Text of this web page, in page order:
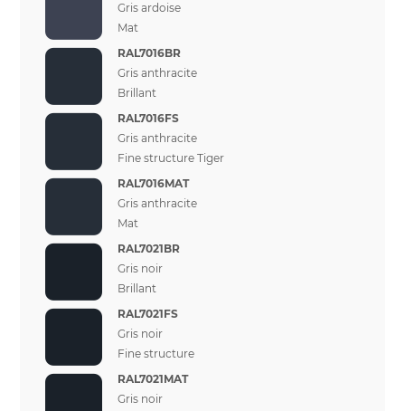
Gris ardoise
Mat
RAL7016BR
Gris anthracite
Brillant
RAL7016FS
Gris anthracite
Fine structure Tiger
RAL7016MAT
Gris anthracite
Mat
RAL7021BR
Gris noir
Brillant
RAL7021FS
Gris noir
Fine structure
RAL7021MAT
Gris noir